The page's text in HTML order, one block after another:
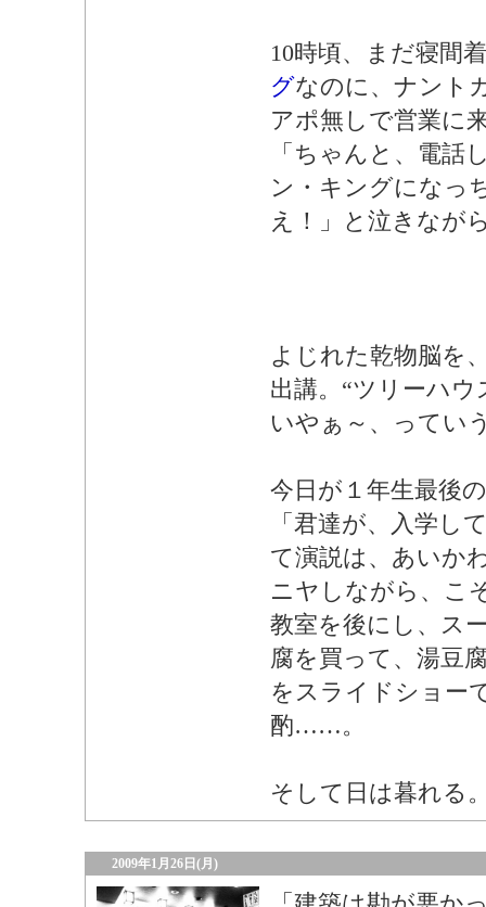
10時頃、まだ寝間
グなのに、ナント
アポ無しで営業
「ちゃんと、電話
ン・キングになっ
え！」と泣きなが
よじれた乾物脳を
出講。“ツリーハ
いやぁ～、ってい
今日が１年生最後
「君達が、入学
て演説は、あいか
ニヤしながら、こ
教室を後にし、ス
腐を買って、湯豆
をスライドショー
酌……。
そして日は暮れる
2009年1月26日(月)